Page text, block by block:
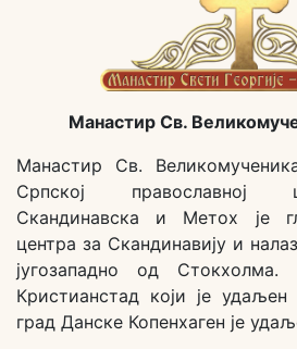
Манастир Св.
Манастир Св.
Српској православној
Скандинавска и Метох је
центра за Скандинавију и
југозападно од
Кристианстад који је
град Данске Копенхаген је